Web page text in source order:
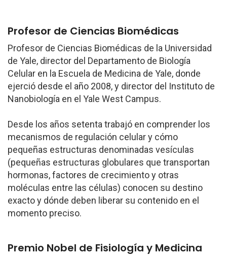
Profesor de Ciencias Biomédicas
Profesor de Ciencias Biomédicas de la Universidad
de Yale, director del Departamento de Biología
Celular en la Escuela de Medicina de Yale, donde
ejerció desde el año 2008, y director del Instituto de
Nanobiología en el Yale West Campus.
Desde los años setenta trabajó en comprender los
mecanismos de regulación celular y cómo
pequeñas estructuras denominadas vesículas
(pequeñas estructuras globulares que transportan
hormonas, factores de crecimiento y otras
moléculas entre las células) conocen su destino
exacto y dónde deben liberar su contenido en el
momento preciso.
Premio Nobel de Fisiología y Medicina